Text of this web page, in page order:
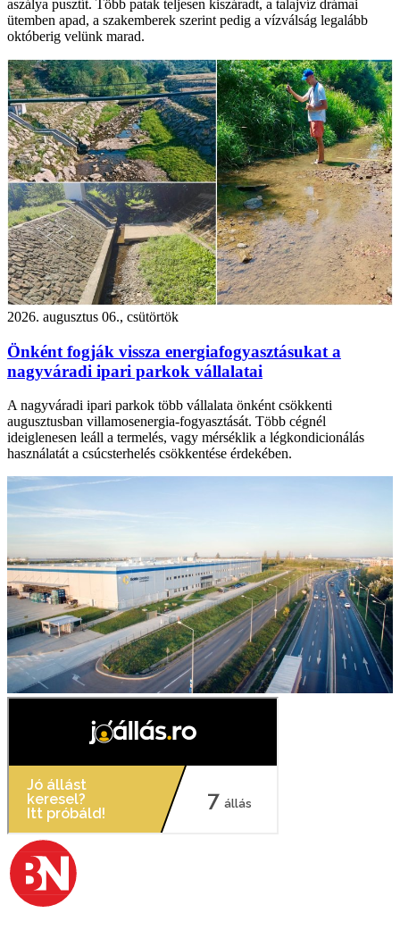
aszálya pusztít. Több patak teljesen kiszáradt, a talajvíz drámai
ütemben apad, a szakemberek szerint pedig a vízválság legalább
októberig velünk marad.
2026. augusztus 06., csütörtök
Önként fogják vissza energiafogyasztásukat a
nagyváradi ipari parkok vállalatai
A nagyváradi ipari parkok több vállalata önként csökkenti
augusztusban villamosenergia-fogyasztását. Több cégnél
ideiglenesen leáll a termelés, vagy mérséklik a légkondicionálás
használatát a csúcsterhelés csökkentése érdekében.